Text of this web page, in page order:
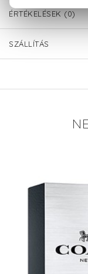
ÉRTÉKELÉSEK (0)
SZÁLLÍTÁS